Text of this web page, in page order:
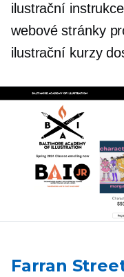
ilustrační
webové stránky
ilustrační kurzy
Farran